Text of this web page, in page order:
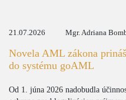
21.07.2026 Mgr. Adriana
Novela AML zákona
do systému goAML
Od 1. júna 2026 nadobudla